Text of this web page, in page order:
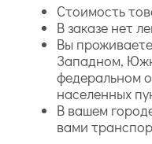
Стоимость
В заказе нет
Вы
Западном,
федеральном
населенных
В вашем
вами